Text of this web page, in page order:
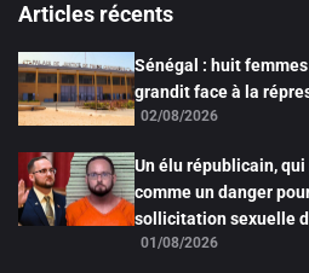
Articles récents
Sénégal : huit
grandit face à la
02/08/2026
Un élu républicain,
comme un danger
sollicitation sexuelle
01/08/2026